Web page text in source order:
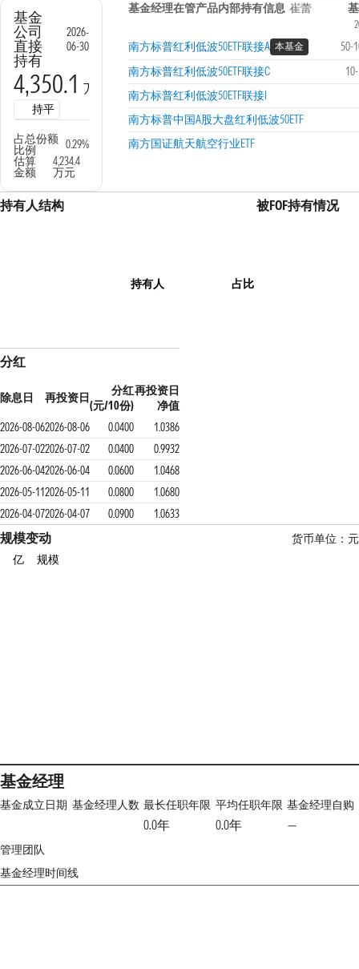
基金
公司
直接
持有
2026-
06-30
4,350.1 万份
持平
占总份额
比例
0.29%
估算
金额
4,234.4
万元
基金经理在管产品内部持有信息 崔蕾
南方标普红利低波50ETF联接A 本基金
50-
南方标普红利低波50ETF联接C
南方标普红利低波50ETF联接I
南方标普中国A股大盘红利低波50ETF
南方国证航天航空行业ETF
持有人结构
持有人 占比
被FOF持有情况
分红
除息日 再投资日
分红
(元/10份)
再投资日
净值
2026-08-062026-08-06 0.0400
1.0386
2026-07-022026-07-02 0.0400
0.9932
2026-06-042026-06-04 0.0600
1.0468
2026-05-112026-05-11 0.0800
1.0680
2026-04-072026-04-07 0.0900 1.0633
规模变动
货币单位：元
亿
规模
基金经理
基金成立日期 基金经理人数 最长任职年限
0.0年
平均任职年限
0.0年
基金经理自购
—
管理团队
基金经理时间线